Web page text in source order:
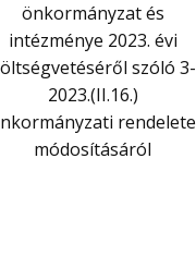
önkormányzat és
intézménye 2023. évi
szóló 3-
2023.(II.16.)
rendelete
módosításáról